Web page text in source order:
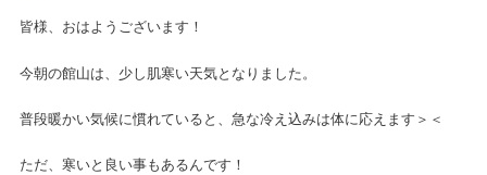
皆様、おはようございます！
今朝の館山は、少し肌寒い天気となりました。
普段暖かい気候に慣れていると、急な冷え込みは体に応えます＞＜
ただ、寒いと良い事もあるんです！